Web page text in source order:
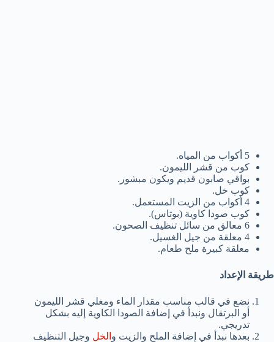
5 أكواب من المياه.
كوب من قشر الليمون.
بواقي صابون قديم ويكون مبشور.
كوب خل.
4 أكواب من الزيت المستعمل.
كوب صودا كاوية (بوتاس).
6 معالق من سائل تنظيف الصحون.
4 معلقة من جيل الغسيل.
معلقة كبيرة ملح طعام.
طريقة الإعداد
نضع في قالب مناسب مقدار الماء ومغلي قشر الليمون
أو البرتقال ونبدأ في إضافة الصودا الكاوية إليه بشكل
تدريجي.
بعدها نبدأ في إضافة الملح والزيت و الخل وجيل التنظيف